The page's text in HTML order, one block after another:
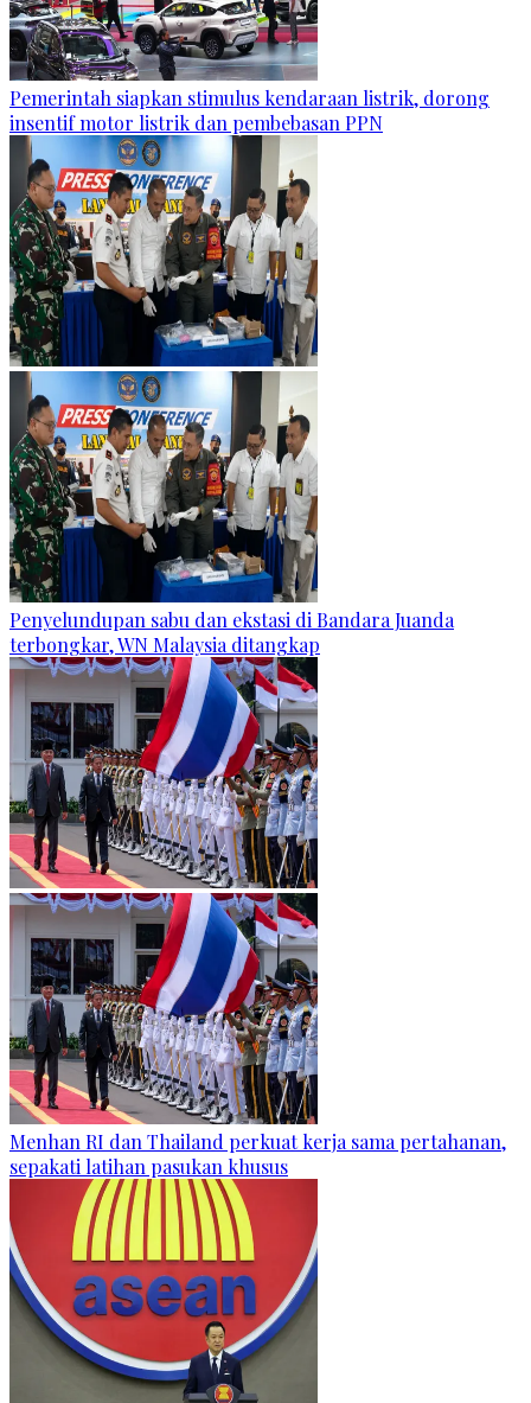
Pemerintah siapkan stimulus kendaraan listrik, dorong
insentif motor listrik dan pembebasan PPN
Penyelundupan sabu dan ekstasi di Bandara Juanda
terbongkar, WN Malaysia ditangkap
Menhan RI dan Thailand perkuat kerja sama pertahanan,
sepakati latihan pasukan khusus